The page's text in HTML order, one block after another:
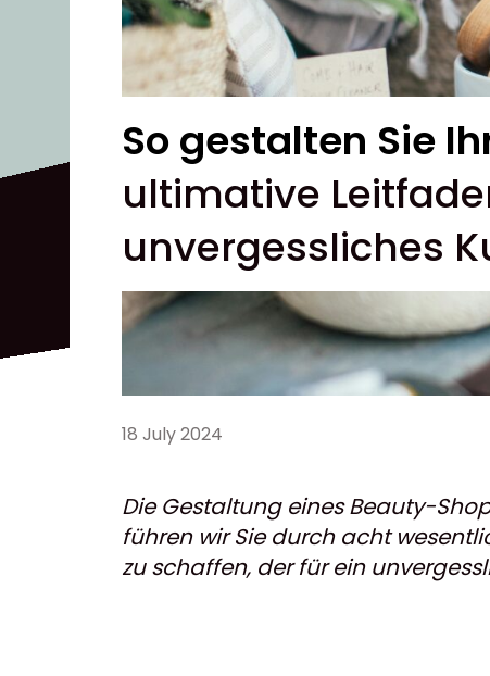
So gestalten Sie
ultimative
unvergessliches
18 July 2024
Die Gestaltung eines Beauty-
führen wir Sie durch acht
zu schaffen, der für ein